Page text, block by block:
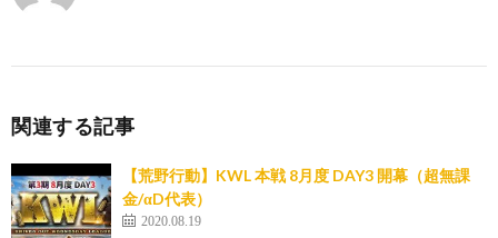
関連する記事
【荒野行動】KWL 本戦 8月度 DAY3 開幕（超無課
金/αD代表）
2020.08.19